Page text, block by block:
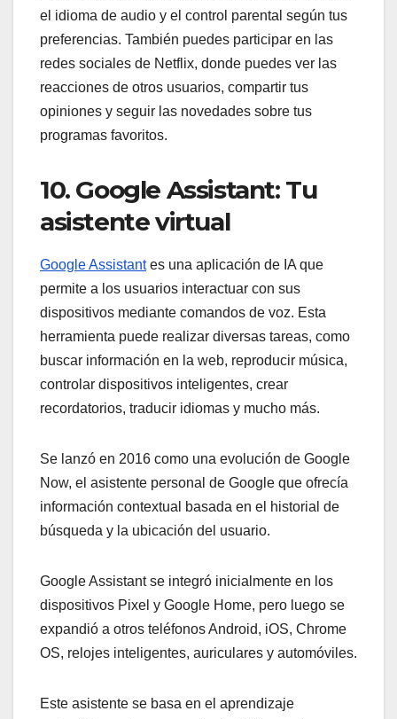
el idioma de audio y el control parental según tus
preferencias. También puedes participar en las
redes sociales de Netflix, donde puedes ver las
reacciones de otros usuarios, compartir tus
opiniones y seguir las novedades sobre tus
programas favoritos.
10. Google Assistant: Tu
asistente virtual
Google Assistantes una aplicación de IA que
permite a los usuarios interactuar con sus
dispositivos mediante comandos de voz. Esta
herramienta puede realizar diversas tareas, como
buscar información en la web, reproducir música,
controlar dispositivos inteligentes, crear
recordatorios, traducir idiomas y mucho más.
Se lanzó en 2016 como una evolución de Google
Now, el asistente personal de Google que ofrecía
información contextual basada en el historial de
búsqueda y la ubicación del usuario.
Google Assistant se integró inicialmente en los
dispositivos Pixel y Google Home, pero luego se
expandió a otros teléfonos Android, iOS, Chrome
OS, relojes inteligentes, auriculares y automóviles.
Este asistente se basa en el aprendizaje